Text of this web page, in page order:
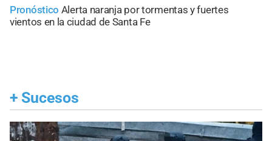
Pronóstico Alerta naranja por tormentas y fuertes
vientos en la ciudad de Santa Fe
+ Sucesos